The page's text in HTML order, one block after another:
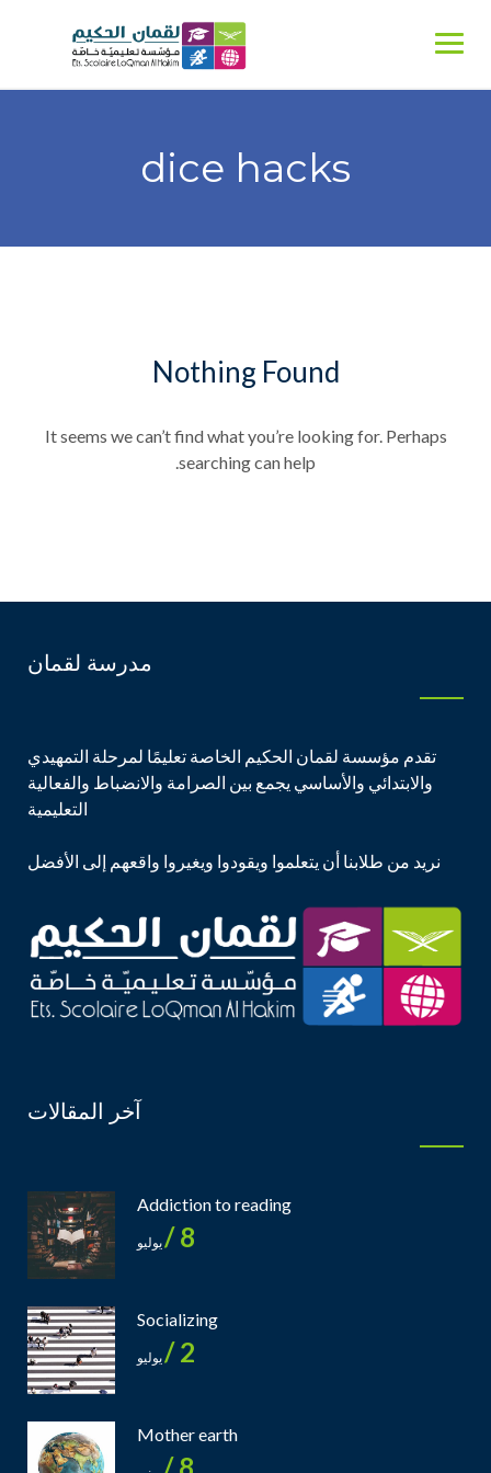
dice hacks
Nothing Found
It seems we can’t find what you’re looking for. Perhaps
searching can help.
مدرسة لقمان
تقدم مؤسسة لقمان الحكيم الخاصة تعليمًا لمرحلة التمهيدي
والابتدائي والأساسي يجمع بين الصرامة والانضباط والفعالية
التعليمية
نريد من طلابنا أن يتعلموا ويقودوا ويغيروا واقعهم إلى الأفضل
آخر المقالات
Addiction to reading
8 / يوليو
Socializing
2 / يوليو
Mother earth